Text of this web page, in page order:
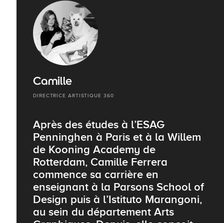
Camille
DIRECTRICE ARTISTIQUE 360
Après des études à l’ESAG
Penninghen à Paris et à la Willem
de Kooning Academy de
Rotterdam, Camille Ferrera
commence sa carrière en
enseignant à la Parsons School of
Design puis à l’Istituto Marangoni,
au sein du département Arts